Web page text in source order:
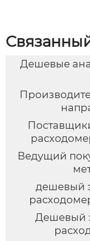
Дешевые
Ведущий
дешевый
Дешевый